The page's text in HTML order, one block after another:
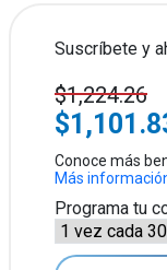
Suscríbete y
$1,224.26
Conoce más
Más
Programa tu